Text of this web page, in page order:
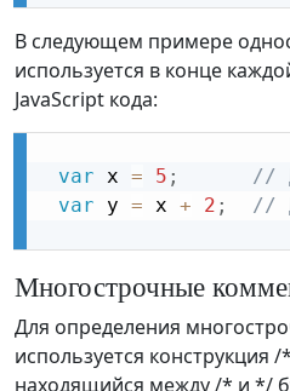
В следующем примере
используется в конце
JavaScript кода:
var x = 5 ;
//
var y = x + 2 ; //
Многострочные
Для определения
используется конструкция
находящийся между /* и */